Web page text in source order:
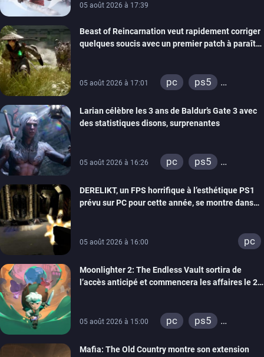
05 août 2026 à 17:39
Beast of Reincarnation veut rapidement corriger
quelques soucis avec un premier patch à paraître
05 août 2026 à 17:01 pc
ps5
Larian célèbre les 3 ans de Baldur’s Gate 3 avec
des statistiques disons, surprenantes
05 août 2026 à 16:26 pc
ps5
DERELIKT, un FPS horrifique à l’esthétique PS1
prévu sur PC pour cette année, se montre dans
05 août 2026 à 16:00 pc
Moonlighter 2: The Endless Vault sortira de
l’accès anticipé et commencera les affaires le 2
05 août 2026 à 15:00 pc
ps5
Mafia: The Old Country montre son extension